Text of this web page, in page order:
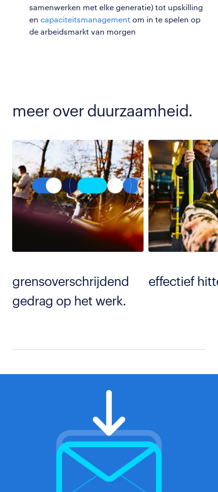
samenwerken met elke generatie) tot upskilling
en capaciteitsmanagement om in te spelen op
de arbeidsmarkt van morgen
meer over duurzaamheid.
grensoverschrijdend
gedrag op het werk.
effectief